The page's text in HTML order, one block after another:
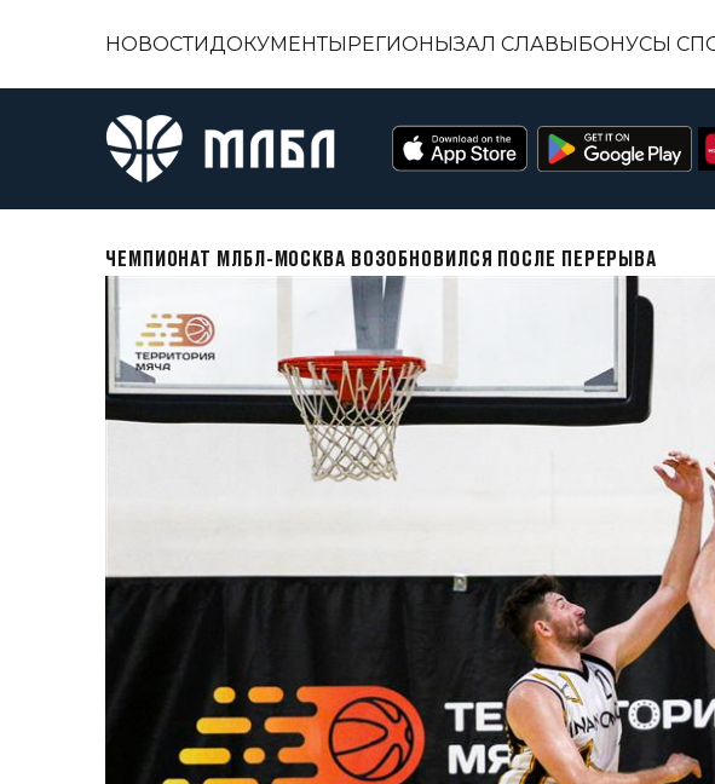
НОВОСТИДОКУМЕНТЫРЕГИОНЫЗАЛ СЛАВЫБОНУСЫ
ЧЕМПИОНАТ МЛБЛ-МОСКВА ВОЗОБНОВИЛСЯ ПОСЛЕ ПЕРЕРЫВА